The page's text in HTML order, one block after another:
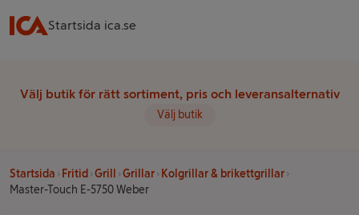
Startsida ica.se
Välj butik för rätt sortiment, pris och leveransalternativ
Välj butik
Startsida Fritid Grill Grillar
Kolgrillar & brikettgrillar
Master-Touch E-5750 Weber